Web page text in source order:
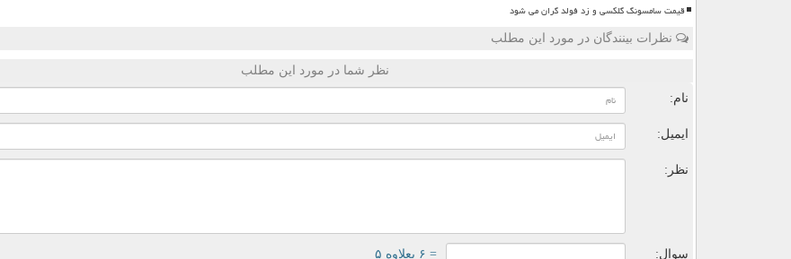
قیمت سامسونگ گلکسی و زد فولد گران می شود
نظرات بینندگان در مورد این مطلب
نظر شما در مورد این مطلب
نام:
ایمیل:
نظر:
سوال: = ۶ بعلاوه ۵